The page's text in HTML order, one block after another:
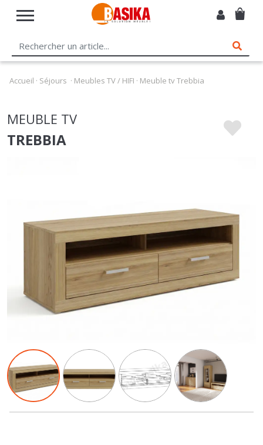
Accueil · Séjours · Meubles TV / HIFI · Meuble tv Trebbia
MEUBLE TV
TREBBIA